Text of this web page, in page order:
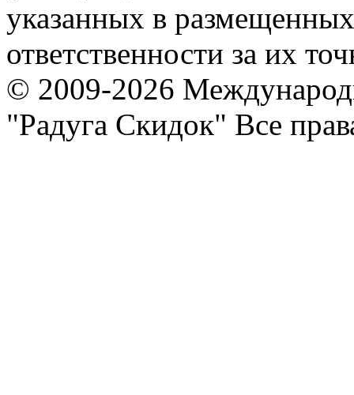
указанных в
ответственности за их
© 2009-2026
"Радуга Скидок" Все